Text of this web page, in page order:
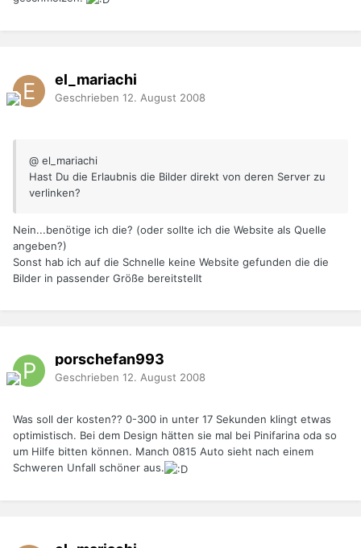
el_mariachi
Geschrieben 12. August 2008
@ el_mariachi
Hast Du die Erlaubnis die Bilder direkt von deren Server zu
verlinken?
Nein...benötige ich die? (oder sollte ich die Website als Quelle
angeben?)
Sonst hab ich auf die Schnelle keine Website gefunden die die
Bilder in passender Größe bereitstellt
porschefan993
Geschrieben 12. August 2008
Was soll der kosten?? 0-300 in unter 17 Sekunden klingt etwas
optimistisch. Bei dem Design hätten sie mal bei Pinifarina oda so
um Hilfe bitten können. Manch 0815 Auto sieht nach einem
Schweren Unfall schöner aus.